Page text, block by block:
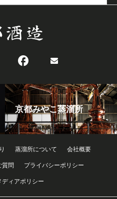
京都みやこ蒸溜所
蒸溜所について 会社概要
質問 プライバシーポリシー
ディアポリシー